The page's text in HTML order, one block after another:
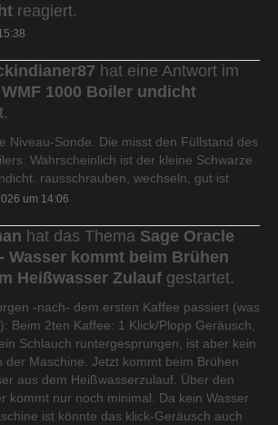
reagiert.
hat eine Antwort im
WMF 1000 Boiler undicht
Niveau-Sonde. Die misst den Füllstand des
Wahrscheinlich ist der kleine Schwarze
rausschrauben, wechseln, gut ist
um 14:06
hat das Thema Sage Oracle
Wasser kommt beim Brühen
Heißwasser Zulauf gestartet.
-nach- dem ersten Kaffee passiert (was
Beim 2ten Kaffee: 1 Klick/Plopp Geräusch,
Schlauch runtergesprungen, ist aber kein
der Maschine. Jetzt kommt beim Brühen
aus dem Heißwasserzulauf. Über den
kommt nur noch minimal. Da kein Wasser
ist könnte das klick-Geräusch auch